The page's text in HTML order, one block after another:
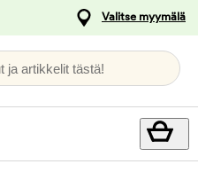
Valitse myymälä
ja artikkelit tästä!